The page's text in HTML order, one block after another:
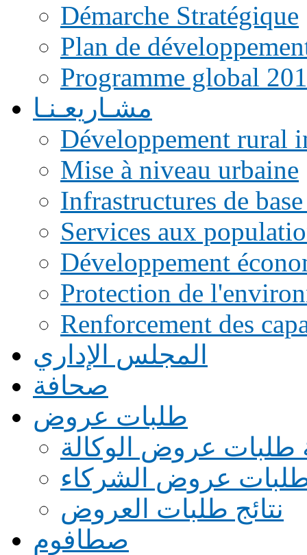
Démarche Stratégique
Plan de
Programme global
مشـاريعـنـا
Développement rural
Mise à niveau urbaine
Infrastructures de
Services aux
Développement
Protection de
Renforcement des
المجلس الإداري
صحافة
طلبات عروض
طلبات عروض الوكالة
طلبات عروض الشركاء
نتائج طلبات العروض
صطافوم